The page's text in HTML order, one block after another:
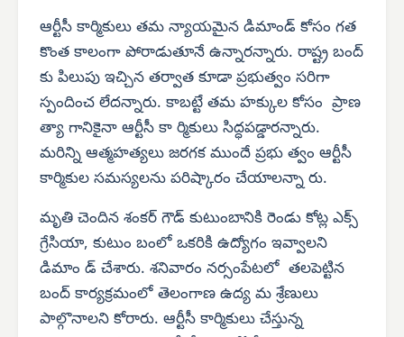
ఆర్టీసీ కార్మికులు తమ న్యాయమైన డిమాండ్ కోసం గత
కొంత కాలంగా పోరాడుతూనే ఉన్నారన్నారు. రాష్ట్ర బంద్
కు పిలుపు ఇచ్చిన తర్వాత కూడా ప్రభుత్వం సరిగా
స్పందించ లేదన్నారు. కాబట్టే తమ హక్కుల కోసం ప్రాణ
త్యా గానికైనా ఆర్టీసీ కా ర్మికులు సిద్ధపడ్డారన్నారు.
మరిన్ని ఆత్మహత్యలు జరగక ముందే ప్రభు త్వం ఆర్టీసీ
కార్మికుల సమస్యలను పరిష్కారం చేయాలన్నా రు.
మృతి చెందిన శంకర్ గౌడ్ కుటుంబానికి రెండు కోట్ల ఎక్స్
గ్రేసియా, కుటుం బంలో ఒకరికి ఉద్యోగం ఇవ్వాలని
డిమాం డ్ చేశారు. శనివారం నర్సంపేటలో తలపెట్టిన
బంద్ కార్యక్రమంలో తెలంగాణ ఉద్య మ శ్రేణులు
పాల్గొనాలని కోరారు. ఆర్టీసీ కార్మికులు చేస్తున్న